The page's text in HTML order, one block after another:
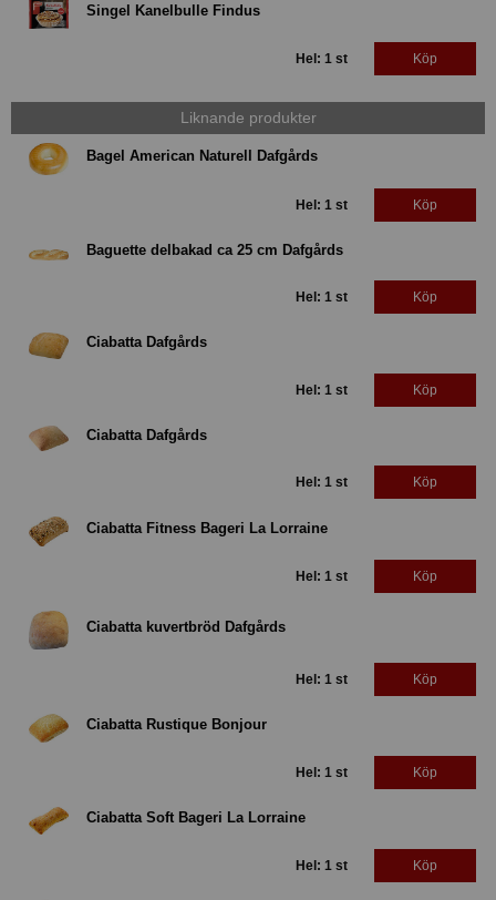
Singel Kanelbulle Findus
Hel: 1 st Köp
Liknande produkter
Bagel American Naturell Dafgårds
Hel: 1 st Köp
Baguette delbakad ca 25 cm Dafgårds
Hel: 1 st Köp
Ciabatta Dafgårds
Hel: 1 st Köp
Ciabatta Dafgårds
Hel: 1 st Köp
Ciabatta Fitness Bageri La Lorraine
Hel: 1 st Köp
Ciabatta kuvertbröd Dafgårds
Hel: 1 st Köp
Ciabatta Rustique Bonjour
Hel: 1 st Köp
Ciabatta Soft Bageri La Lorraine
Hel: 1 st Köp